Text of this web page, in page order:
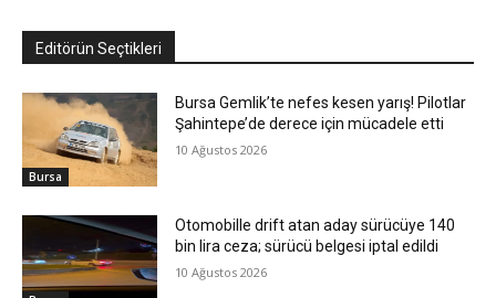
Editörün Seçtikleri
Bursa
Bursa Gemlik’te nefes kesen yarış! Pilotlar
Şahintepe’de derece için mücadele etti
10 Ağustos 2026
Otomobille drift atan aday sürücüye 140
bin lira ceza; sürücü belgesi iptal edildi
10 Ağustos 2026